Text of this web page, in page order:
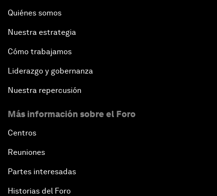
Quiénes somos
Nuestra estrategia
Cómo trabajamos
Liderazgo y gobernanza
Nuestra repercusión
Más información sobre el Foro
Centros
Reuniones
Partes interesadas
Historias del Foro